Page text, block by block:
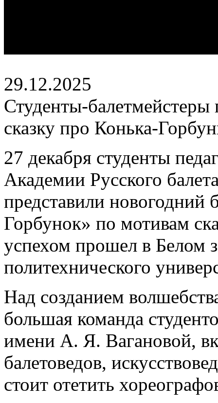
29.12.2025
Студенты-
сказку про Конька-
27 декабря студенты
Академии Русского
представили новогодний
Горбунок» по мотивам
успехом прошел в Белом
политехнического
Над созданием
большая команда
имени А. Я. Вагановой,
балетоведов,
стоит отетить